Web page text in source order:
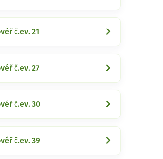
č.ev. 21
č.ev. 27
č.ev. 30
č.ev. 39